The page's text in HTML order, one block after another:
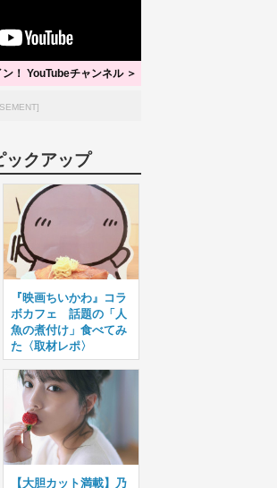
！ YouTubeチャンネル ＞
ックアップ
『映画ちいかわ』コラ
ボカフェ 話題の「人
魚の煮付け」食べてみ
た〈取材レポ〉
【大胆カット満載】乃